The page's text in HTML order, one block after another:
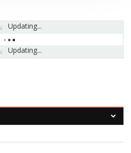
Updating...
Updating...